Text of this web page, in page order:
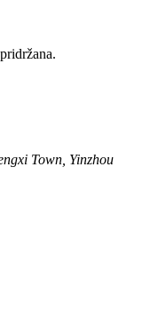
Town, Yinzhou